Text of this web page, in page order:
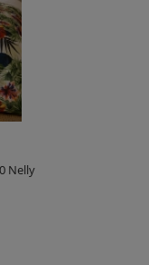
Nelly